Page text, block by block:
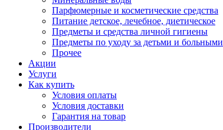
Парфюмерные и косметические средства
Питание детское, лечебное, диетическое
Предметы и средства личной гигиены
Предметы по уходу за детьми и больными
Прочее
Акции
Услуги
Как купить
Условия оплаты
Условия доставки
Гарантия на товар
Производители